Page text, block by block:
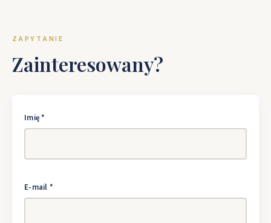
ZAPYTANIE
Zainteresowany?
Imię *
E-mail *